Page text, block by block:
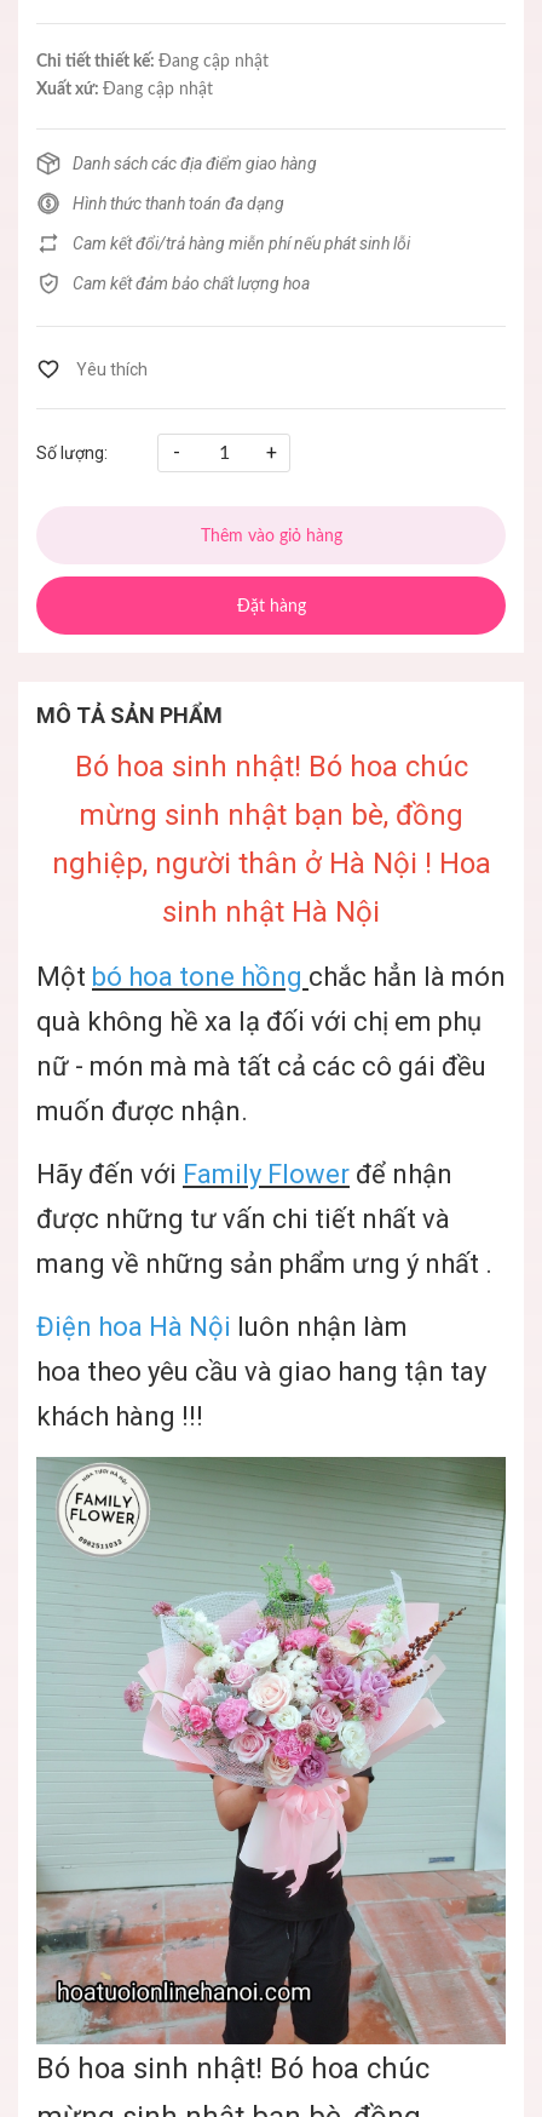
Chi tiết thiết kế: Đang cập nhật
Xuất xứ: Đang cập nhật
Danh sách các địa điểm giao hàng
Hình thức thanh toán đa dạng
Cam kết đổi/trả hàng miễn phí nếu phát sinh lỗi
Cam kết đảm bảo chất lượng hoa
Số lượng: - +
Thêm vào giỏ hàng
Đặt hàng
MÔ TẢ SẢN PHẨM
Bó hoa sinh nhật! Bó hoa chúc
mừng sinh nhật bạn bè, đồng
nghiệp, người thân ở Hà Nội ! Hoa
sinh nhật Hà Nội
Một bó hoa tone hồng chắc hẳn là món
quà không hề xa lạ đối với chị em phụ
nữ - món mà mà tất cả các cô gái đều
muốn được nhận.
Hãy đến với Family Flower để nhận
được những tư vấn chi tiết nhất và
mang về những sản phẩm ưng ý nhất .
Điện hoa Hà Nội luôn nhận làm
hoa theo yêu cầu và giao hang tận tay
khách hàng !!!
Bó hoa sinh nhật! Bó hoa chúc